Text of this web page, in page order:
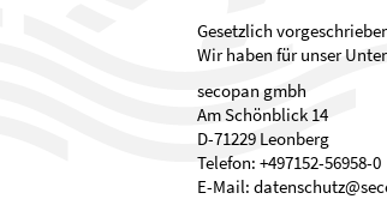
Gesetzlich
Wir haben für unser
secopan gmbh
Am Schönblick 14
D-71229 Leonberg
Telefon: +497152-56958-0
E-Mail: